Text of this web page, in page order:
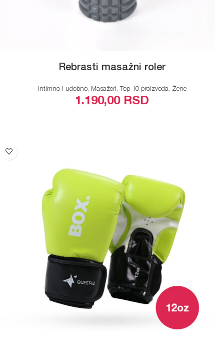
Rebrasti masažni roler
Intimno i udobno, Masažeri, Top 10 proizvoda, Žene
1.190,00 RSD